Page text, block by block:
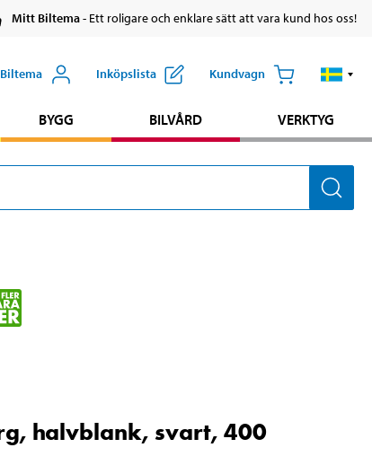
Mitt Biltema- Ett roligare och enklare sätt att vara kund hos oss!
Inköpslista Kundvagn
BYGG BILVÅRD VERKTYG
halvblank, svart, 400